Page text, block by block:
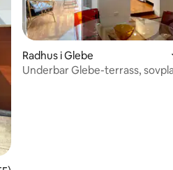
Radhus i Glebe
Underbar Glebe-terrass,